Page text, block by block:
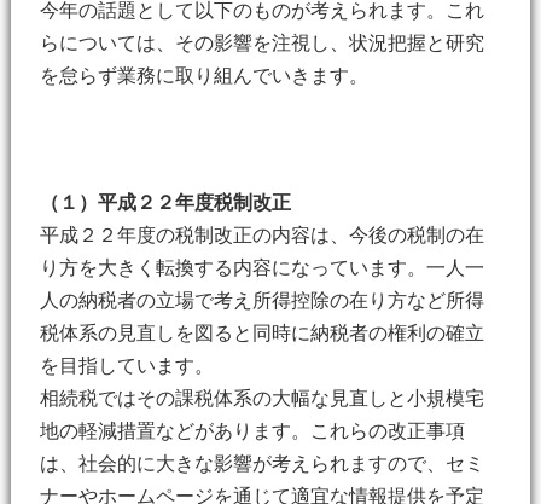
今年の話題として以下のものが考えられます。これ
らについては、その影響を注視し、状況把握と研究
を怠らず業務に取り組んでいきます。
（１）平成２２年度税制改正
平成２２年度の税制改正の内容は、今後の税制の在
り方を大きく転換する内容になっています。一人一
人の納税者の立場で考え所得控除の在り方など所得
税体系の見直しを図ると同時に納税者の権利の確立
を目指しています。
相続税ではその課税体系の大幅な見直しと小規模宅
地の軽減措置などがあります。これらの改正事項
は、社会的に大きな影響が考えられますので、セミ
ナーやホームページを通じて適宜な情報提供を予定